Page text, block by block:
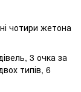
чотири жетона
3 очка за
типів, 6